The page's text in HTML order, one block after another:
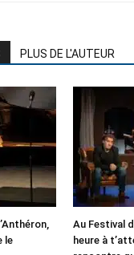
PLUS DE L'AUTEUR
le
Au Festival
heure à